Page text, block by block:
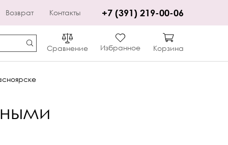
Возврат Контакты +7 (391) 219-00-06
Сравнение Избранное Корзина